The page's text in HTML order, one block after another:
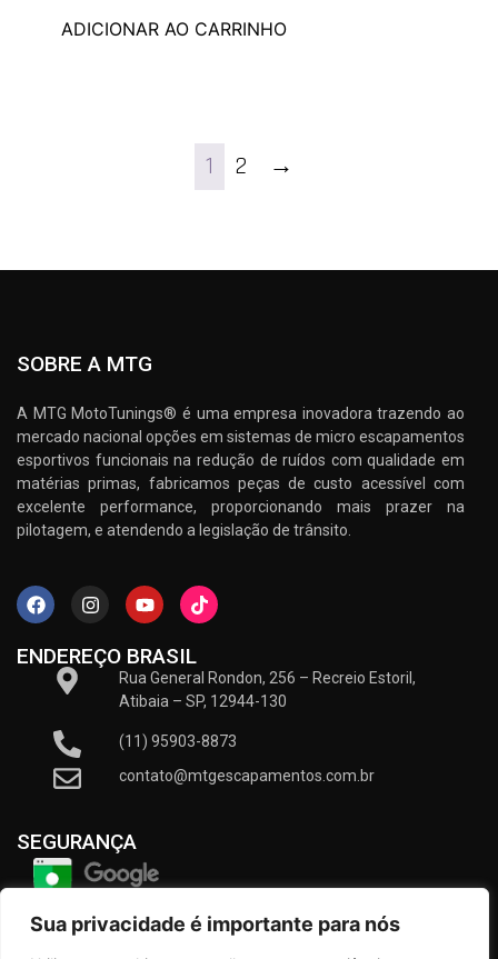
Sua privacidade é importante para nós
ADICIONAR AO CARRINHO
1 2 →
SOBRE A MTG
A MTG MotoTunings® é uma empresa inovadora trazendo ao
mercado nacional opções em sistemas de micro escapamentos
esportivos funcionais na redução de ruídos com qualidade em
matérias primas, fabricamos peças de custo acessível com
excelente performance, proporcionando mais prazer na
pilotagem, e atendendo a legislação de trânsito.
ENDEREÇO BRASIL
Rua General Rondon, 256 – Recreio Estoril,
Atibaia – SP, 12944-130
(11) 95903-8873
contato@mtgescapamentos.com.br
SEGURANÇA